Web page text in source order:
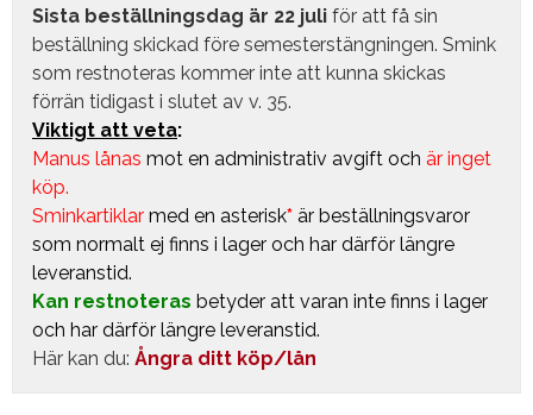
Sista beställningsdag är 22 juli för att få sin
beställning skickad före semesterstängningen. Smink
som restnoteras kommer inte att kunna skickas
förrän tidigast i slutet av v. 35.
Viktigt att veta:
Manus lånas mot en administrativ avgift och är inget
köp.
Sminkartiklar med en asterisk* är beställningsvaror
som normalt ej finns i lager och har därför längre
leveranstid.
Kan restnoteras betyder att varan inte finns i lager
och har därför längre leveranstid.
Här kan du: Ångra ditt köp/lån